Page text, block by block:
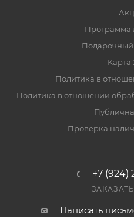
Программа
Подарочный
Карта
Политика в
Политика в отношении
Проверка
+7 (924)
Написать